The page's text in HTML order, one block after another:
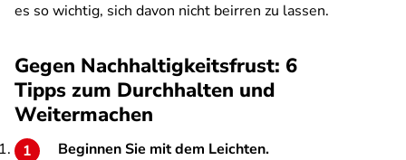
es so wichtig, sich davon nicht beirren zu lassen.
Gegen Nachhaltigkeitsfrust: 6
Tipps zum Durchhalten und
Weitermachen
Beginnen Sie mit dem Leichten.